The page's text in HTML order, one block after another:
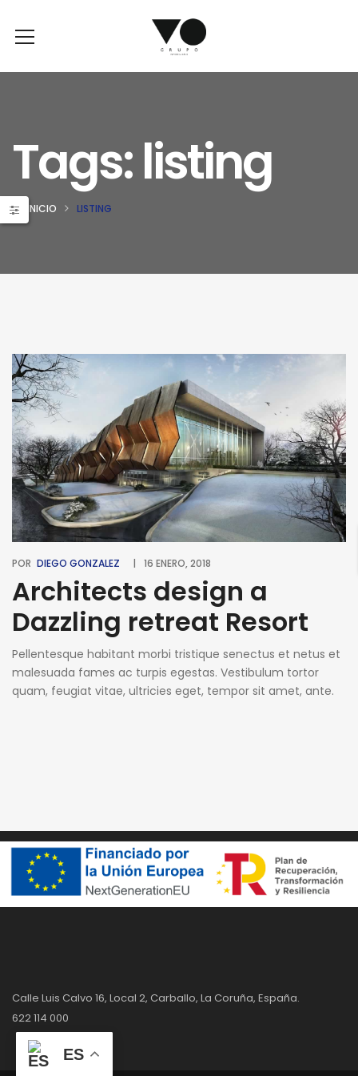
Tags: listing
INICIO LISTING
POR DIEGO GONZALEZ 16 ENERO, 2018
Architects design a
Dazzling retreat Resort
Pellentesque habitant morbi tristique senectus et netus et
malesuada fames ac turpis egestas. Vestibulum tortor
quam, feugiat vitae, ultricies eget, tempor sit amet, ante.
Calle Luis Calvo 16, Local 2, Carballo, La Coruña, España.
622 114 000
ES